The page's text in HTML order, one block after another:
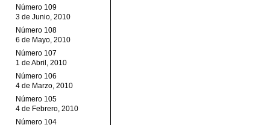
Número 109
3 de Junio, 2010
Número 108
6 de Mayo, 2010
Número 107
1 de Abril, 2010
Número 106
4 de Marzo, 2010
Número 105
4 de Febrero, 2010
Número 104